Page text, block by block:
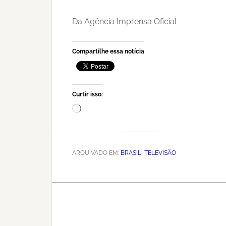
Da Agência Imprensa Oficial
Compartilhe essa notícia
Curtir isso:
Carregando...
ARQUIVADO EM: BRASIL, TELEVISÃO